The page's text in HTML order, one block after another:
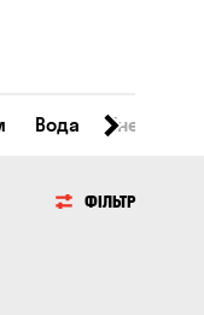
Вода
ФІЛЬТР